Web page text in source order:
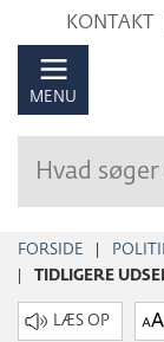
KONTAKT
MENU
FORSIDE
TIDLIGERE